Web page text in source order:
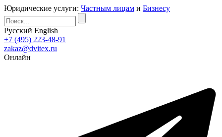
Юридические услуги: Частным лицам и Бизнесу
Русский English
+7 (495) 223-48-91
zakaz@dvitex.ru
Онлайн